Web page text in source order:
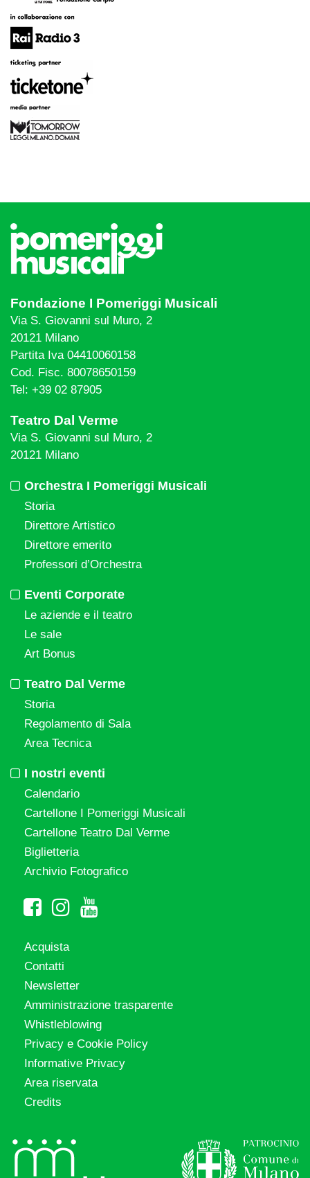
Fondazione I Pomeriggi Musicali
Via S. Giovanni sul Muro, 2
20121 Milano
Partita Iva 04410060158
Cod. Fisc. 80078650159
Tel: +39 02 87905
Teatro Dal Verme
Via S. Giovanni sul Muro, 2
20121 Milano
Orchestra I Pomeriggi Musicali
Storia
Direttore Artistico
Direttore emerito
Professori d’Orchestra
Eventi Corporate
Le aziende e il teatro
Le sale
Art Bonus
Teatro Dal Verme
Storia
Regolamento di Sala
Area Tecnica
I nostri eventi
Calendario
Cartellone I Pomeriggi Musicali
Cartellone Teatro Dal Verme
Biglietteria
Archivio Fotografico
Acquista
Contatti
Newsletter
Amministrazione trasparente
Whistleblowing
Privacy e Cookie Policy
Informative Privacy
Area riservata
Credits